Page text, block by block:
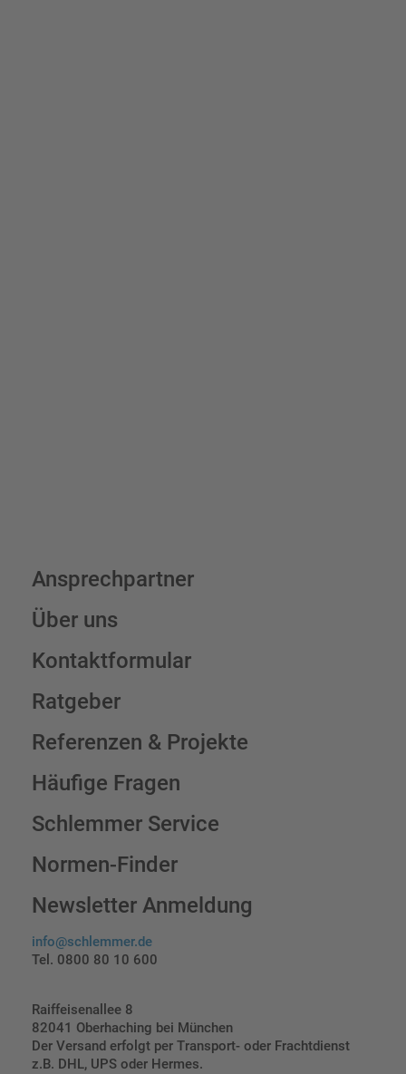
Ansprechpartner
Über uns
Kontaktformular
Ratgeber
Referenzen & Projekte
Häufige Fragen
Schlemmer Service
Normen-Finder
Newsletter Anmeldung
info@schlemmer.de
Tel. 0800 80 10 600
Raiffeisenallee 8
82041 Oberhaching bei München
Der Versand erfolgt per Transport- oder Frachtdienst
z.B. DHL, UPS oder Hermes.